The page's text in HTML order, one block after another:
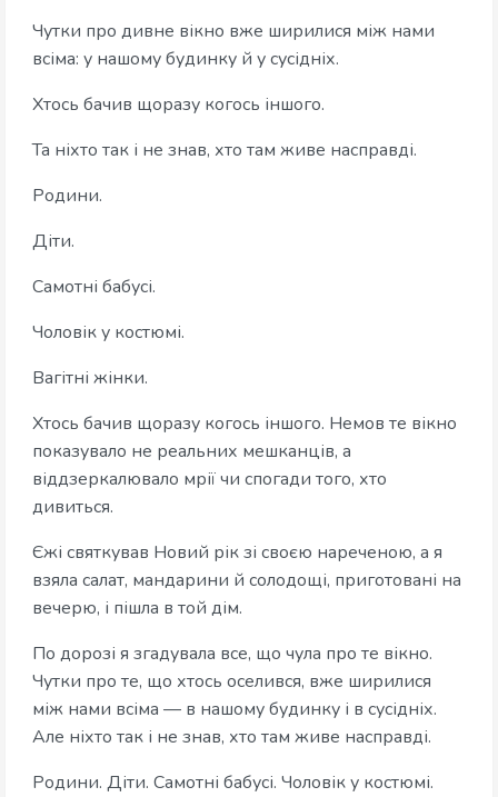
Чутки про дивне вікно вже ширилися між нами
всіма: у нашому будинку й у сусідніх.
Хтось бачив щоразу когось іншого.
Та ніхто так і не знав, хто там живе насправді.
Родини.
Діти.
Самотні бабусі.
Чоловік у костюмі.
Вагітні жінки.
Хтось бачив щоразу когось іншого. Немов те вікно
показувало не реальних мешканців, а
віддзеркалювало мрії чи спогади того, хто
дивиться.
Єжі святкував Новий рік зі своєю нареченою, а я
взяла салат, мандарини й солодощі, приготовані на
вечерю, і пішла в той дім.
По дорозі я згадувала все, що чула про те вікно.
Чутки про те, що хтось оселився, вже ширилися
між нами всіма — в нашому будинку і в сусідніх.
Але ніхто так і не знав, хто там живе насправді.
Родини. Діти. Самотні бабусі. Чоловік у костюмі.